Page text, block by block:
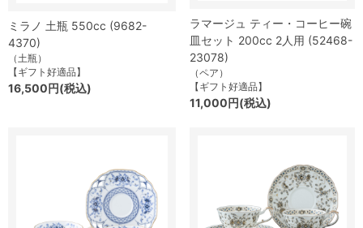
ミラノ 土瓶 550cc (9682-
4370)
（土瓶）
【ギフト好適品】
16,500円(税込)
ラマージュ ティー・コーヒー碗
皿セット 200cc 2人用 (52468-
23078)
（ペア）
【ギフト好適品】
11,000円(税込)